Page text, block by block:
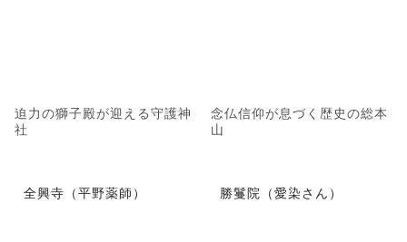
迫力の獅子殿が迎える守護神
社
念仏信仰が息づく歴史の総本
山
全興寺（平野薬師） 勝鬘院（愛染さん）